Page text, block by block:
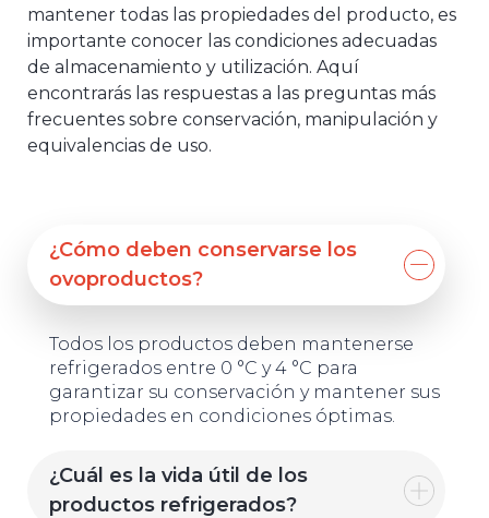
mantener todas las propiedades del producto, es
importante conocer las condiciones adecuadas
de almacenamiento y utilización. Aquí
encontrarás las respuestas a las preguntas más
frecuentes sobre conservación, manipulación y
equivalencias de uso.
¿Cómo deben conservarse los
ovoproductos?
Todos los productos deben mantenerse
refrigerados entre 0 °C y 4 °C para
garantizar su conservación y mantener sus
propiedades en condiciones óptimas.
¿Cuál es la vida útil de los
productos refrigerados?